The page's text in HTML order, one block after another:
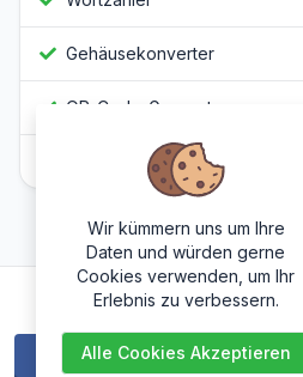
Gehäusekonverter
QR-Code-Generator
Javascript Obfuscator
Folge uns
Wir kümmern uns um Ihre
Daten und würden gerne
Cookies verwenden, um Ihr
Erlebnis zu verbessern.
Alle Cookies Akzeptieren